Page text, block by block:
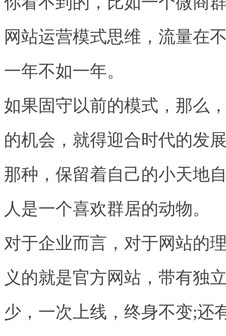
网站运营模式思维，流量在
一年不如一年。
如果固守以前的模式，那么
的机会，就得迎合时代的发
那种，保留着自己的小天地
人是一个喜欢群居的动物。
对于企业而言，对于网站的
义的就是官方网站，带有独
少，一次上线，终身不变;还